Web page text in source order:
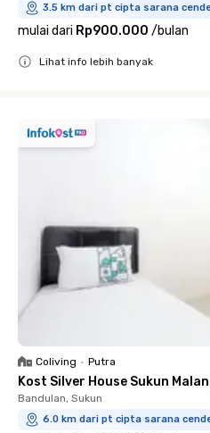
3.5 km dari pt cipta sarana
mulai dari Rp900.000 /bulan
Lihat info lebih banyak
Coliving • Putra
Kost Silver House Sukun
Bandulan, Sukun
6.0 km dari pt cipta sarana